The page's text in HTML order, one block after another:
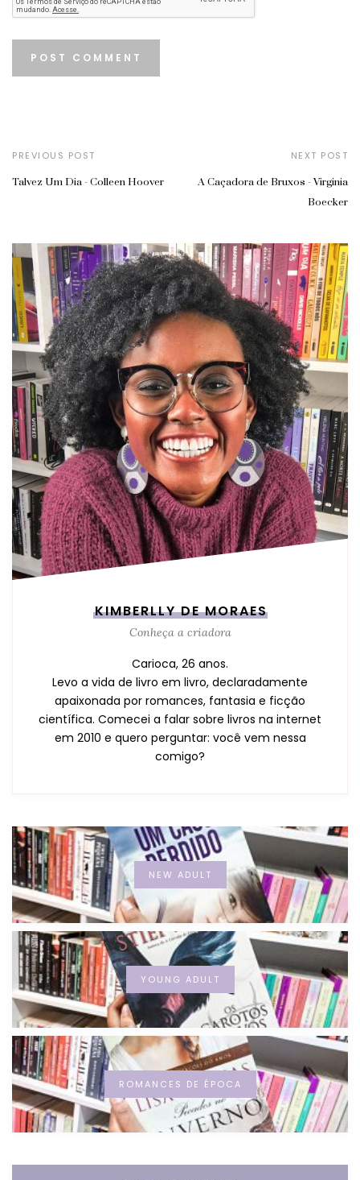
PREVIOUS POST
Talvez Um Dia - Colleen Hoover
NEXT POST
A Caçadora de Bruxos - Virginia
Boecker
KIMBERLLY DE MORAES
Conheça a criadora
Carioca, 26 anos.
Levo a vida de livro em livro, declaradamente
apaixonada por romances, fantasia e ficção
científica. Comecei a falar sobre livros na internet
em 2010 e quero perguntar: você vem nessa
comigo?
NEW ADULT
YOUNG ADULT
ROMANCES DE ÉPOCA